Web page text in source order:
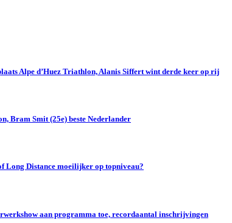
Alpe d’Huez Triathlon, Alanis Siffert wint derde keer op rij
Bram Smit (25e) beste Nederlander
Long Distance moeilijker op topniveau?
aan programma toe, recordaantal inschrijvingen